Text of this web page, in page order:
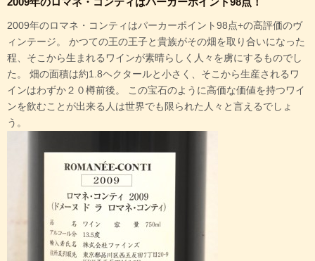
2009年のロマネ・コンティはパーカーポイント98点+の高評価のヴ
ィンテージ。 かつての王の王子と貴族がその畑を取り合いになった
程、そこから生まれるワインが素晴らしく人々を虜にするものでし
た。 畑の面積は約1.8ヘクタールと小さく、そこから生産されるワ
インはわずか２０樽前後。 この宝石のように高価な価値を持つワイ
ンを飲むことが出来る人は世界でも限られた人々と言えるでしょ
う。